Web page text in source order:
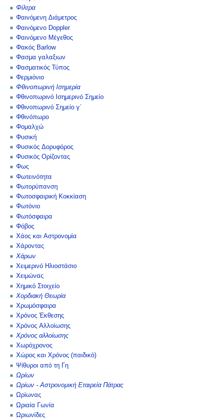
Φίλτρα
Φαινόμενη Διάμετρος
Φαινόμενο Doppler
Φαινόμενο Μέγεθος
Φακός Barlow
Φασμα γαλαξιων
Φασματικός Τύπος
Φερμιόνιο
Φθινοπωρινή Ισημερία
Φθινοπωρινό Ισημερινό Σημείο
Φθινοπωρινό Σημείο γ΄
Φθινόπωρο
Φομαλχώ
Φυσική
Φυσικός Δορυφόρος
Φυσικός Ορίζοντας
Φως
Φωτεινότητα
Φωτορύπανση
Φωτοσφαιρική Κοκκίαση
Φωτόνιο
Φωτόσφαιρα
Φόβος
Χάος και Αστρονομία
Χάροντας
Χάρων
Χειμερινό Ηλιοστάσιο
Χειμώνας
Χημικό Στοιχείο
Χορδιακή Θεωρία
Χρωμόσφαιρα
Χρόνος Έκθεσης
Χρόνος Αλλοίωσης
Χρόνος αλλοίωσης
Χωρόχρονος
Χώρος και Χρόνος (παιδικό)
Ψίθυροι από τη Γη
Ωρίων
Ωρίων - Αστρονομική Εταιρεία Πάτρας
Ωρίωνας
Ωριαία Γωνία
Ωριωνίδες